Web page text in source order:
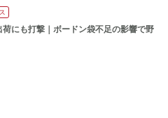
にも打撃｜ボードン袋不⾜の影響で野